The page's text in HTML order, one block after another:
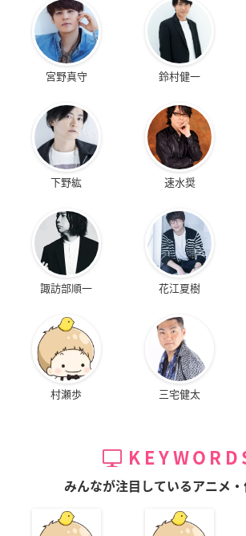
宮野真守 鈴村健一
下野紘 速水奨
諏訪部順一 花江夏樹
村瀬歩 三宅健太
みんなが注目しているアニメ・